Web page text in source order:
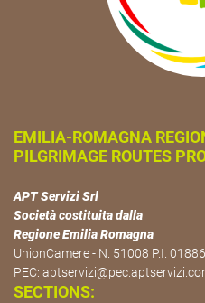
EMILIA-ROMAGNA
PILGRIMAGE ROUTES
APT Servizi Srl
Società costituita dalla
Regione Emilia Romagna
UnionCamere - N. 51008 P.I.
PEC:
SECTIONS: